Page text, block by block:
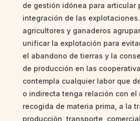
de gestión idónea para articular
integración de las
agricultores y ganaderos
unificar la explotación para
el abandono de tierras y la
de producción en las
contempla cualquier labor que
o indirecta tenga relación con el
recogida de materia prima, a la
producción, transporte,